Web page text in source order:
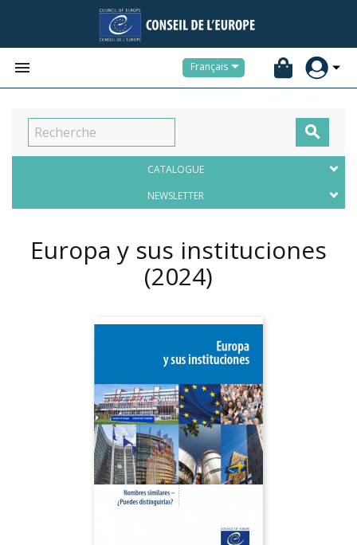
 Français

CATALOGUE
NEWSLETTER
Europa y sus instituciones
(2024)